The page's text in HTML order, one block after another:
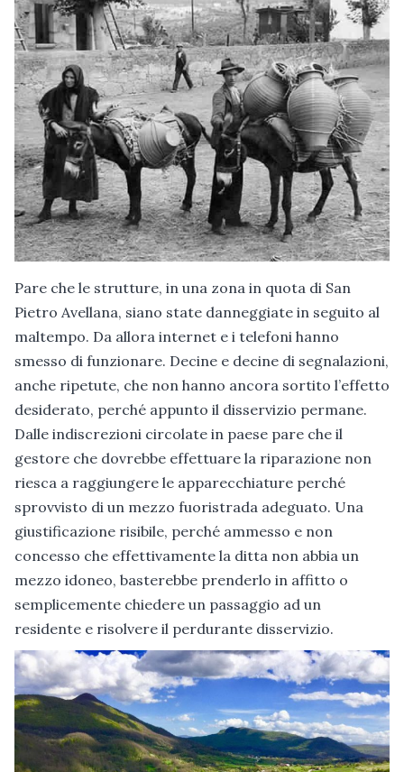
Pare che le strutture, in una zona in quota di San
Pietro Avellana, siano state danneggiate in seguito al
maltempo. Da allora internet e i telefoni hanno
smesso di funzionare. Decine e decine di segnalazioni,
anche ripetute, che non hanno ancora sortito l’effetto
desiderato, perché appunto il disservizio permane.
Dalle indiscrezioni circolate in paese pare che il
gestore che dovrebbe effettuare la riparazione non
riesca a raggiungere le apparecchiature perché
sprovvisto di un mezzo fuoristrada adeguato. Una
giustificazione risibile, perché ammesso e non
concesso che effettivamente la ditta non abbia un
mezzo idoneo, basterebbe prenderlo in affitto o
semplicemente chiedere un passaggio ad un
residente e risolvere il perdurante disservizio.